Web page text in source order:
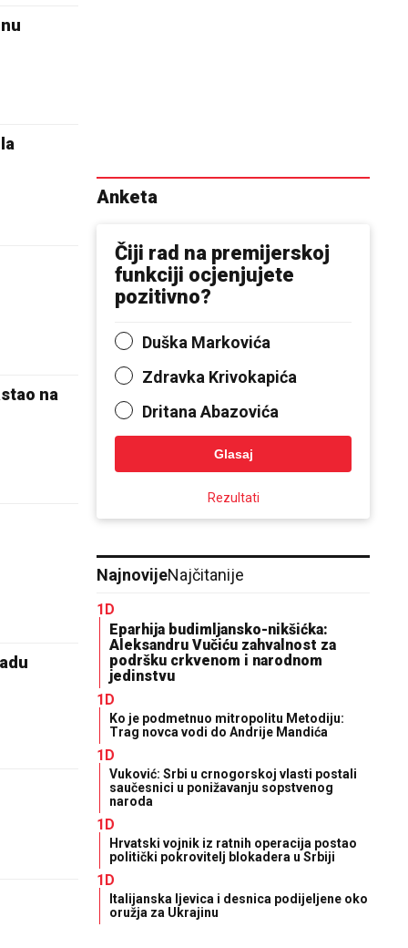
na
Anketa
Čiji rad na premijerskoj
funkciji ocjenjujete
pozitivno?
Duška Markovića
Zdravka Krivokapića
Dritana Abazovića
Glasaj
Rezultati
NajnovijeNajčitanije
1D
Eparhija budimljansko-nikšićka:
Aleksandru Vučiću zahvalnost za
podršku crkvenom i narodnom
jedinstvu
1D
Ko je podmetnuo mitropolitu Metodiju:
Trag novca vodi do Andrije Mandića
1D
Vuković: Srbi u crnogorskoj vlasti postali
saučesnici u ponižavanju sopstvenog
naroda
1D
Hrvatski vojnik iz ratnih operacija postao
politički pokrovitelj blokadera u Srbiji
1D
Italijanska ljevica i desnica podijeljene oko
oružja za Ukrajinu